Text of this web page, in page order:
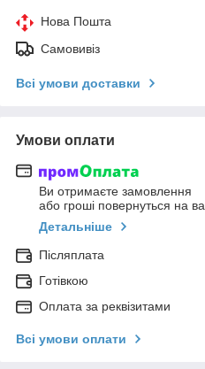
Нова Пошта
Самовивіз
Всі умови доставки
Умови оплати
Ви отримаєте замовлення
або гроші повернуться на
Детальніше
Післяплата
Готівкою
Оплата за реквізитами
Всі умови оплати